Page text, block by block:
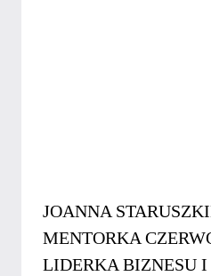
JOANNA
MENTORKA
LIDERKA BIZNESU